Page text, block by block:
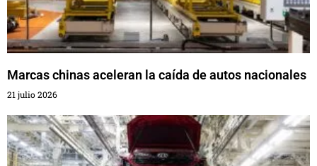
Marcas chinas aceleran la caída de autos nacionales
21 julio 2026